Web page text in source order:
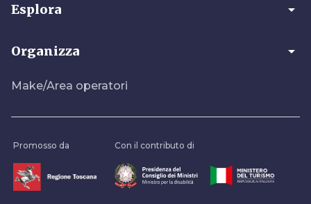
Esplora arrow_drop_down
Organizza arrow_drop_down
Make/Area operatori
Promosso da Con il contributo di